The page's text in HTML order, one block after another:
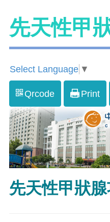
先天性甲
Select Language ▼
Qrcode Print
先天性甲狀